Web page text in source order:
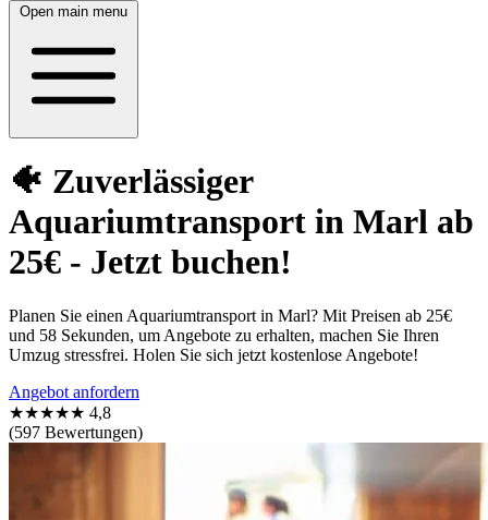
Open main menu
🐠 Zuverlässiger
Aquariumtransport in Marl ab
25€ - Jetzt buchen!
Planen Sie einen Aquariumtransport in Marl? Mit Preisen ab 25€
und 58 Sekunden, um Angebote zu erhalten, machen Sie Ihren
Umzug stressfrei. Holen Sie sich jetzt kostenlose Angebote!
Angebot anfordern
★★★★★ 4,8
(597 Bewertungen)